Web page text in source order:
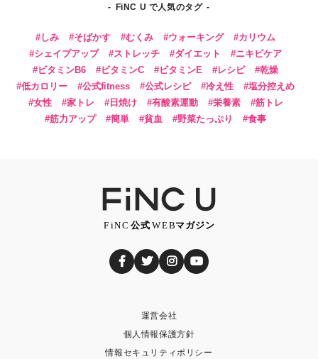
FiNC U で人気のタグ
しみ そばかす むくみ ウォーキング
カリウム
シェイプアップ
ストレッチ ダイエット
ニキビケア
ビタミンB6
ビタミンC ビタミンE レシピ
乾燥
低カロリー
公式fitness 公式レシピ 冷え性
塩分控えめ
女性
家トレ 日焼け 有酸素運動 栄養素
筋トレ
筋力アップ
簡単 貧血 野菜たっぷり 食事
運営会社
個人情報保護方針
情報セキュリティポリシー